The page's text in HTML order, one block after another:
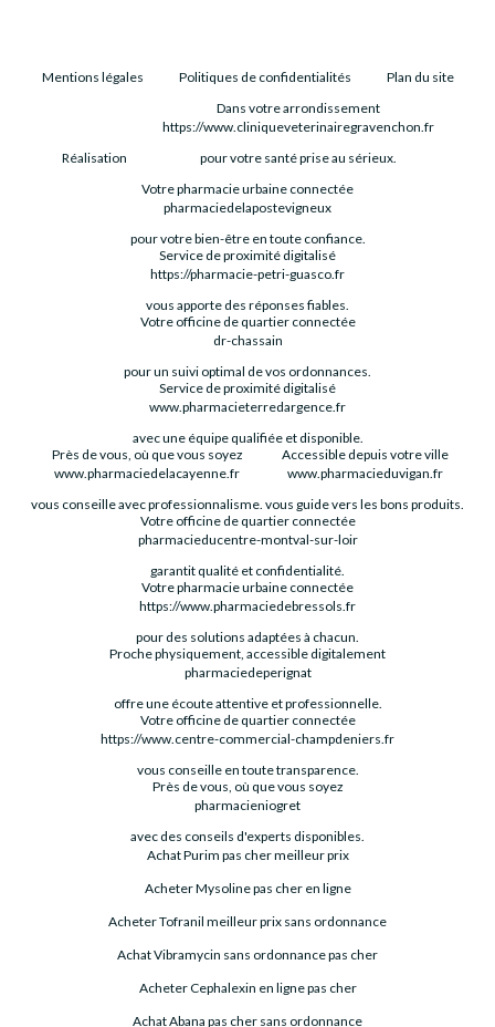
Mentions légales Politiques de confidentialités Plan du site
Réalisation
Dans votre arrondissement
https://www.cliniqueveterinairegravenchon.fr
pour votre santé prise au sérieux.
Votre pharmacie urbaine connectée
pharmaciedelapostevigneux
pour votre bien-être en toute confiance.
Service de proximité digitalisé
https://pharmacie-petri-guasco.fr
vous apporte des réponses fiables.
Votre officine de quartier connectée
dr-chassain
pour un suivi optimal de vos ordonnances.
Service de proximité digitalisé
www.pharmacieterredargence.fr
avec une équipe qualifiée et disponible.
Près de vous, où que vous soyez
www.pharmaciedelacayenne.fr
vous conseille avec professionnalisme.
Accessible depuis votre ville
www.pharmacieduvigan.fr
vous guide vers les bons produits.
Votre officine de quartier connectée
pharmacieducentre-montval-sur-loir
garantit qualité et confidentialité.
Votre pharmacie urbaine connectée
https://www.pharmaciedebressols.fr
pour des solutions adaptées à chacun.
Proche physiquement, accessible digitalement
pharmaciedeperignat
offre une écoute attentive et professionnelle.
Votre officine de quartier connectée
https://www.centre-commercial-champdeniers.fr
vous conseille en toute transparence.
Près de vous, où que vous soyez
pharmacieniogret
avec des conseils d'experts disponibles.
Achat Purim pas cher meilleur prix
Acheter Mysoline pas cher en ligne
Acheter Tofranil meilleur prix sans ordonnance
Achat Vibramycin sans ordonnance pas cher
Acheter Cephalexin en ligne pas cher
Achat Abana pas cher sans ordonnance